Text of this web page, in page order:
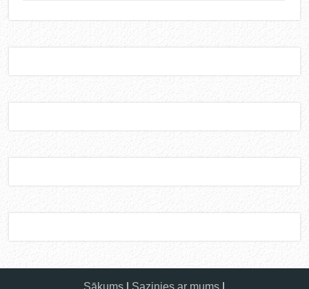
Sākums Sazinies ar mums